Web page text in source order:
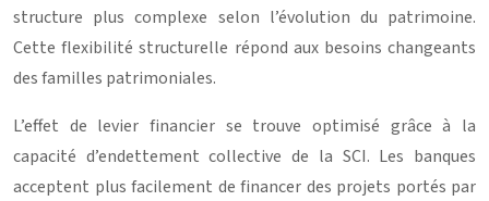
structure plus complexe selon l’évolution du patrimoine.
Cette flexibilité structurelle répond aux besoins changeants
des familles patrimoniales.
L’effet de levier financier se trouve optimisé grâce à la
capacité d’endettement collective de la SCI. Les banques
acceptent plus facilement de financer des projets portés par